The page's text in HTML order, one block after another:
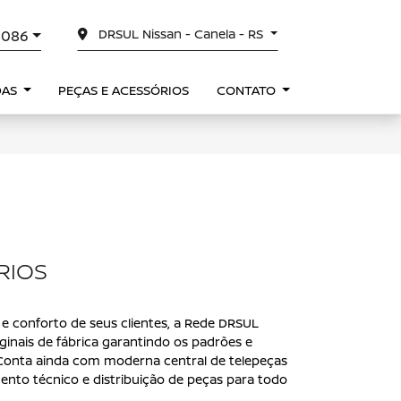
DRSUL Nissan - Canela - RS
PEÇAS E ACESSÓRIOS CONTATO
conforto de seus clientes, a Rede DRSUL
de fábrica garantindo os padrões e
ainda com moderna central de telepeças
técnico e distribuição de peças para todo